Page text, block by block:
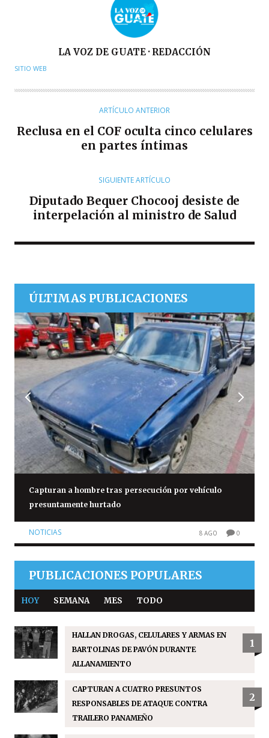
U
O
LA VOZ DE GUATE · REDACCIÓN
SITIO WEB
ARTÍCULO ANTERIOR
Reclusa en el COF oculta cinco celulares
en partes íntimas
SIGUIENTE ARTÍCULO
Diputado Bequer Chocooj desiste de
interpelación al ministro de Salud
ÚLTIMAS PUBLICACIONES
Capturan a hombre tras persecución por vehículo
presuntamente hurtado
NOTICIAS 8 AGO 0
PUBLICACIONES POPULARES
HOY SEMANA MES TODO
HALLAN DROGAS, CELULARES Y ARMAS EN
BARTOLINAS DE PAVÓN DURANTE
ALLANAMIENTO
1
CAPTURAN A CUATRO PRESUNTOS
RESPONSABLES DE ATAQUE CONTRA
TRAILERO PANAMEÑO
2